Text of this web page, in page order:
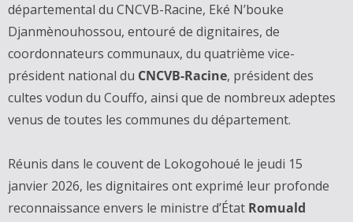
départemental du CNCVB-Racine, Eké N’bouke
Djanmènouhossou, entouré de dignitaires, de
coordonnateurs communaux, du quatrième vice-
président national du CNCVB-Racine, président des
cultes vodun du Couffo, ainsi que de nombreux adeptes
venus de toutes les communes du département.
Réunis dans le couvent de Lokogohoué le jeudi 15
janvier 2026, les dignitaires ont exprimé leur profonde
reconnaissance envers le ministre d’État Romuald